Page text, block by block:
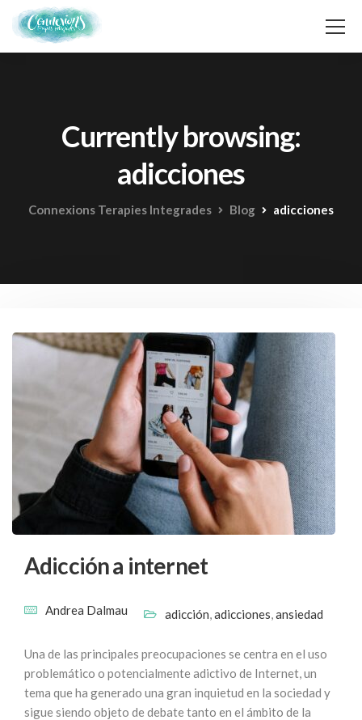
Currently browsing:
adicciones
Connexions Terapies Integrades Blog adicciones
Adicción a internet
Andrea Dalmau adicción,adicciones,ansiedad
Una de las principales preocupaciones se centra en el uso
problemático o potencialmente adictivo de Internet, un
tema que ha generado una gran inquietud en la sociedad y
sigue siendo objeto de debate tanto en el ámbito de la